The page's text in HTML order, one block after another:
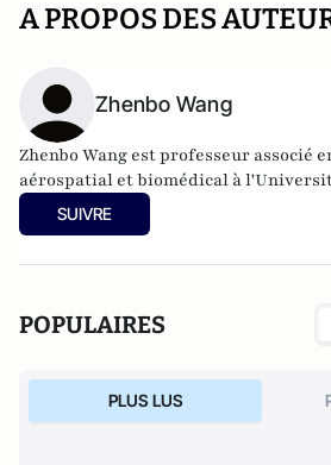
A PROPOS DES
Zhenbo Wang
Zhenbo Wang est professeur associé
aérospatial et biomédical à
SUIVRE
POPULAIRES
PLUS LUS